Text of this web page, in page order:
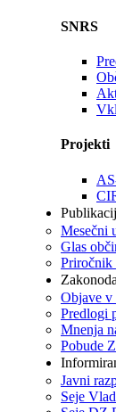
SNRS
Projekti
Mesečni
Glas
Priročnik
Objave v
Predlogi
Mnenja
Pobude
Javni
Seje